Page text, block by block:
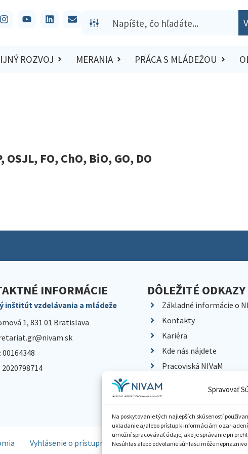
Spravovať
Na poskytovanie tých najlepších skúseností
ukladanie a/alebo prístup k informáciám o
umožní spracovávať údaje, ako je správanie pri
Nesúhlas alebo odvolanie súhlasu môže
ROZVOJ MERANIA PRÁCA S MLÁDEŽOU
FO, ChO, BiO, GO, DO
INFORMÁCIE
inštitút vzdelávania a mládeže
1, 831 01 Bratislava
00164348
2020798714
DÔLEŽITÉ ODKAZY
Základné informácie o
Kontakty
Kariéra
Kde nás nájdete
Pracoviská NIVaM
Dokumenty inštitúcie
Knižnica
Vyhlásenie o prístupnosti Sprístupnenie informácií